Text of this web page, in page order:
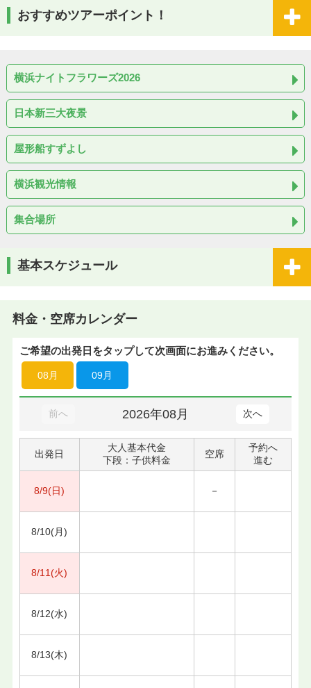
おすすめツアーポイント！
横浜ナイトフラワーズ2026
日本新三大夜景
屋形船すずよし
横浜観光情報
集合場所
基本スケジュール
料金・空席カレンダー
ご希望の出発日をタップして次画面にお進みください。
08月 09月
前へ 2026年08月 次へ
出発日
大人基本代金
下段：子供料金
空席
予約へ
進む
8/9(日) －
8/10(月)
8/11(火)
8/12(水)
8/13(木)